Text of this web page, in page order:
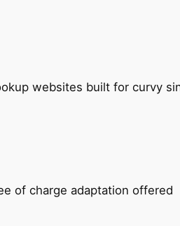
websites built for curvy
of charge adaptation offered